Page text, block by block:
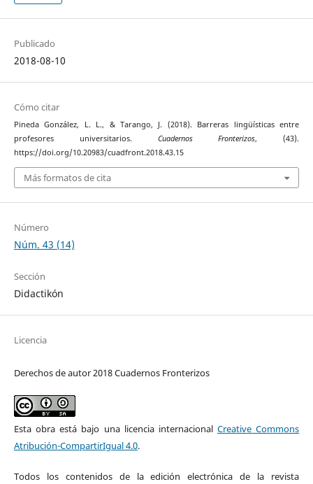
Publicado
2018-08-10
Cómo citar
Pineda González, L. L., & Tarango, J. (2018). Barreras lingüísticas entre
profesores universitarios. Cuadernos Fronterizos, (43).
https://doi.org/10.20983/cuadfront.2018.43.15
Más formatos de cita
Número
Núm. 43 (14)
Sección
Didactikón
Licencia
Derechos de autor 2018 Cuadernos Fronterizos
Esta obra está bajo una licencia internacional Creative Commons
Atribución-CompartirIgual 4.0.
Todos los contenidos de la edición electrónica de la revista